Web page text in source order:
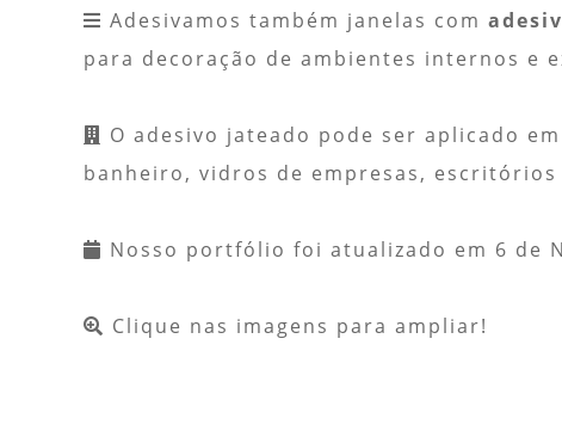
Adesivamos também janelas com
para decoração de ambientes internos e
O adesivo jateado pode ser aplicado
banheiro, vidros de empresas,
Nosso portfólio foi atualizado em 6 de
Clique nas imagens para ampliar!